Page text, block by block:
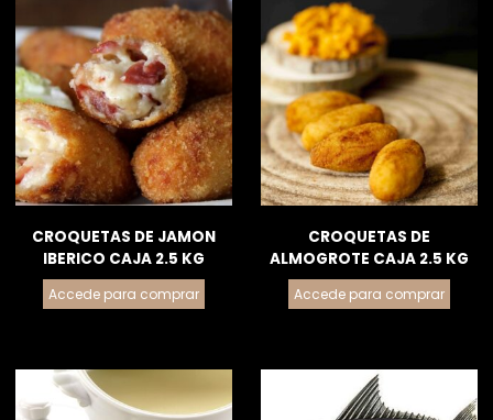
CROQUETAS DE JAMON
IBERICO CAJA 2.5 KG
Accede para comprar
CROQUETAS DE
ALMOGROTE CAJA 2.5 KG
Accede para comprar